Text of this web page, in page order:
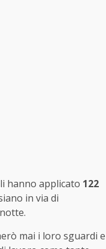
hanno applicato 122
in via di
mai i loro sguardi e